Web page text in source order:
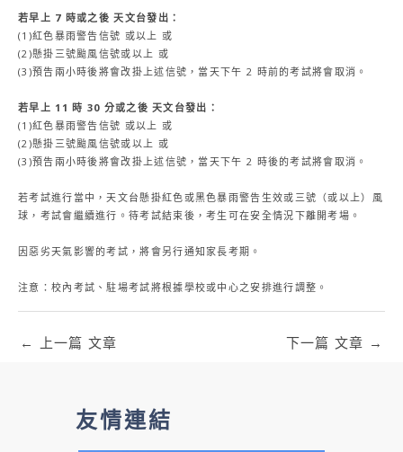
若早上 7 時或之後 天文台發出：
(1)紅色暴雨警告信號 或以上 或
(2)懸掛三號颱風信號或以上 或
(3)預告兩小時後將會改掛上述信號，當天下午 2 時前的考試將會取消。
若早上 11 時 30 分或之後 天文台發出：
(1)紅色暴雨警告信號 或以上 或
(2)懸掛三號颱風信號或以上 或
(3)預告兩小時後將會改掛上述信號，當天下午 2 時後的考試將會取消。
若考試進行當中，天文台懸掛紅色或黑色暴雨警告生效或三號（或以上）風
球，考試會繼續進行。待考試結束後，考生可在安全情況下離開考場。
因惡劣天氣影響的考試，將會另行通知家長考期。
注意：校內考試、駐場考試將根據學校或中心之安排進行調整。
← 上一篇 文章 下一篇 文章 →
友情連結